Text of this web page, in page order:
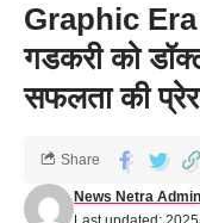
Graphic
गडकरी को
सफलता की
News Netra Admin
Share